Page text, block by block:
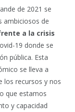
de 2021 se
ambiciosos de
a la crisis
19 donde se
pública. Esta
se lleva a
los recursos y nos
que estamos
y capacidad